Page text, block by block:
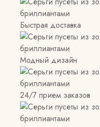
Быстрая доставка
Модный дизайн
24/7 прием заказов